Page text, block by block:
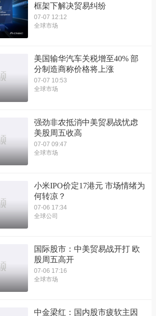
框架下解决贸易纠纷
07-07 12:12
全球市场
美国输华汽车关税增至40% 部
分制造商称价格将上涨
07-07 10:53
全球市场
强劲非农抵消中美贸易战忧虑
美股周五收高
07-07 09:47
全球市场
小米IPO价定17港元 市场情绪为
何转凉？
07-06 17:34
全球公司
国际股市：中美贸易战开打 欧
股周五高开
07-06 17:16
全球市场
中金梁红：国内股市疲软主因